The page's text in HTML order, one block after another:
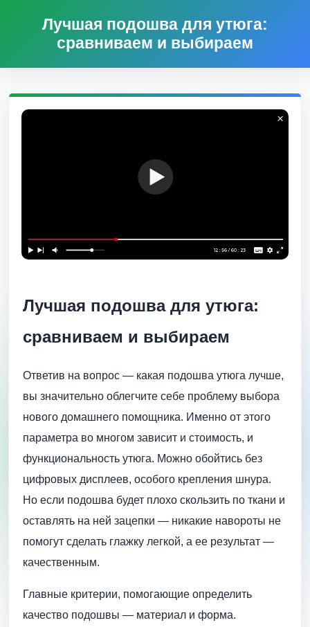
Лучшая подошва для утюга:
сравниваем и выбираем
Лучшая подошва для утюга:
сравниваем и выбираем
Ответив на вопрос — какая подошва утюга лучше,
вы значительно облегчите себе проблему выбора
нового домашнего помощника. Именно от этого
параметра во многом зависит и стоимость, и
функциональность утюга. Можно обойтись без
цифровых дисплеев, особого крепления шнура.
Но если подошва будет плохо скользить по ткани и
оставлять на ней зацепки — никакие навороты не
помогут сделать глажку легкой, а ее результат —
качественным.
Главные критерии, помогающие определить
качество подошвы — материал и форма.